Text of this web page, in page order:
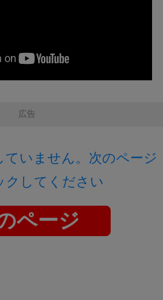
広告
ていません。次のページ
クしてください
ページ